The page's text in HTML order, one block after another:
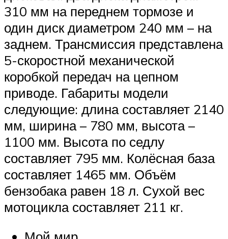
310 мм на переднем тормозе и
один диск диаметром 240 мм – на
заднем. Трансмиссия представлена
5-скоростной механической
коробкой передач на цепном
приводе. Габариты модели
следующие: длина составляет 2140
мм, ширина – 780 мм, высота –
1100 мм. Высота по седлу
составляет 795 мм. Колёсная база
составляет 1465 мм. Объём
бензобака равен 18 л. Сухой вес
мотоцикла составляет 211 кг.